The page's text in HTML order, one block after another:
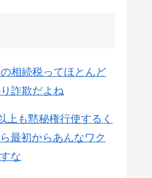
の相続税ってほとんど
詐欺だよね
上も黙秘権行使するく
最初からあんなワク
な